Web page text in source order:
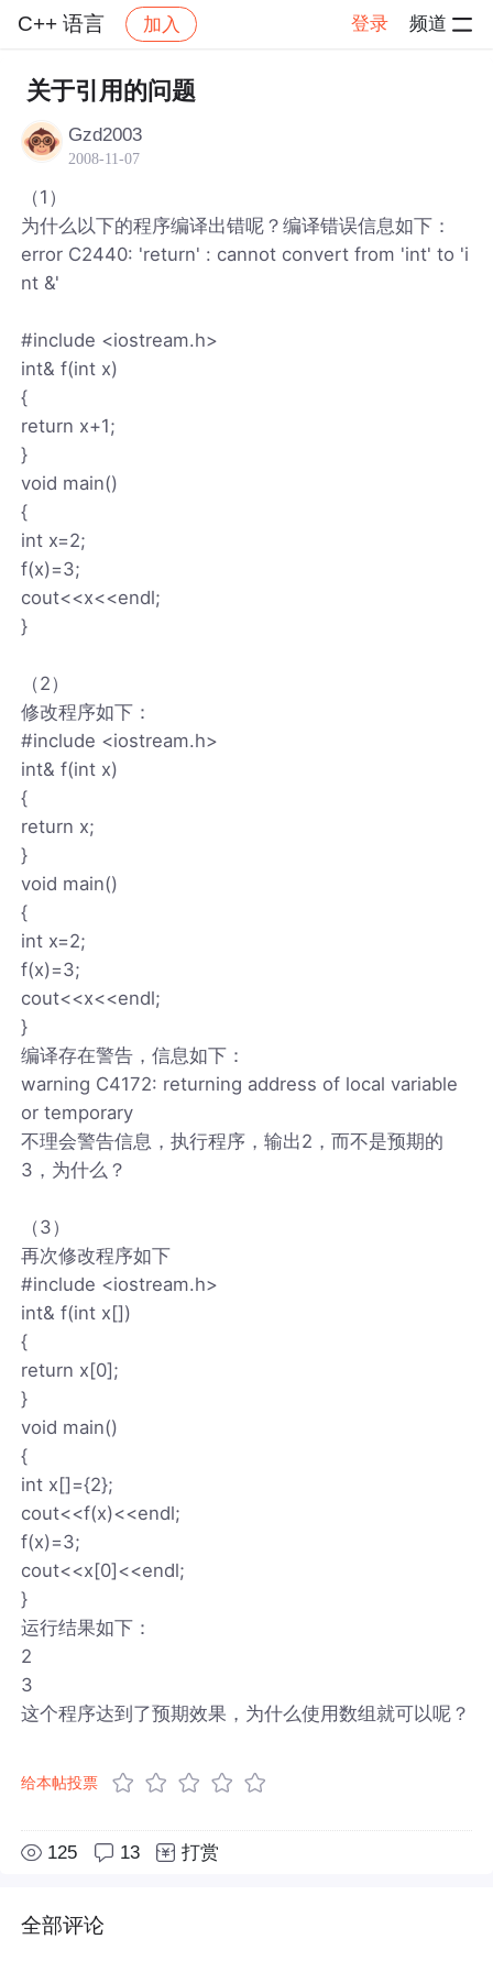
C++ 语言 加入 登录 频道
社区 C++ 语言
关于引用的问题
Gzd2003
2008-11-07
（1）
为什么以下的程序编译出错呢？编译错误信息如下：
error C2440: 'return' : cannot convert from 'int' to 'i
nt &'
#include <iostream.h>
int& f(int x)
{
return x+1;
}
void main()
{
int x=2;
f(x)=3;
cout<<x<<endl;
}
（2）
修改程序如下：
#include <iostream.h>
int& f(int x)
{
return x;
}
void main()
{
int x=2;
f(x)=3;
cout<<x<<endl;
}
编译存在警告，信息如下：
warning C4172: returning address of local variable
or temporary
不理会警告信息，执行程序，输出2，而不是预期的
3，为什么？
（3）
再次修改程序如下
#include <iostream.h>
int& f(int x[])
{
return x[0];
}
void main()
{
int x[]={2};
cout<<f(x)<<endl;
f(x)=3;
cout<<x[0]<<endl;
}
运行结果如下：
2
3
这个程序达到了预期效果，为什么使用数组就可以呢？
给本帖投票
125 13 打赏
全部评论